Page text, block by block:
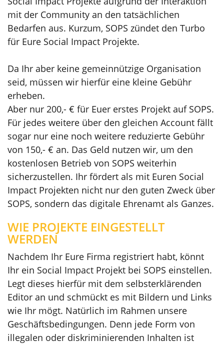
mit der Community an den tatsächlichen
Bedarfen aus. Kurzum, SOPS zündet den Turbo
für Eure Social Impact Projekte.
Da Ihr aber keine gemeinnützige Organisation
seid, müssen wir hierfür eine kleine Gebühr
erheben.
Aber nur 200,- € für Euer erstes Projekt auf SOPS.
Für jedes weitere über den gleichen Account fällt
sogar nur eine noch weitere reduzierte Gebühr
von 150,- € an. Das Geld nutzen wir, um den
kostenlosen Betrieb von SOPS weiterhin
sicherzustellen. Ihr fördert als mit Euren Social
Impact Projekten nicht nur den guten Zweck über
SOPS, sondern das digitale Ehrenamt als Ganzes.
WIE PROJEKTE EINGESTELLT
WERDEN
Nachdem Ihr Eure Firma registriert habt, könnt
Ihr ein Social Impact Projekt bei SOPS einstellen.
Legt dieses hierfür mit dem selbsterklärenden
Editor an und schmückt es mit Bildern und Links
wie Ihr mögt. Natürlich im Rahmen unsere
Geschäftsbedingungen. Denn jede Form von
illegalen oder diskriminierenden Inhalten ist